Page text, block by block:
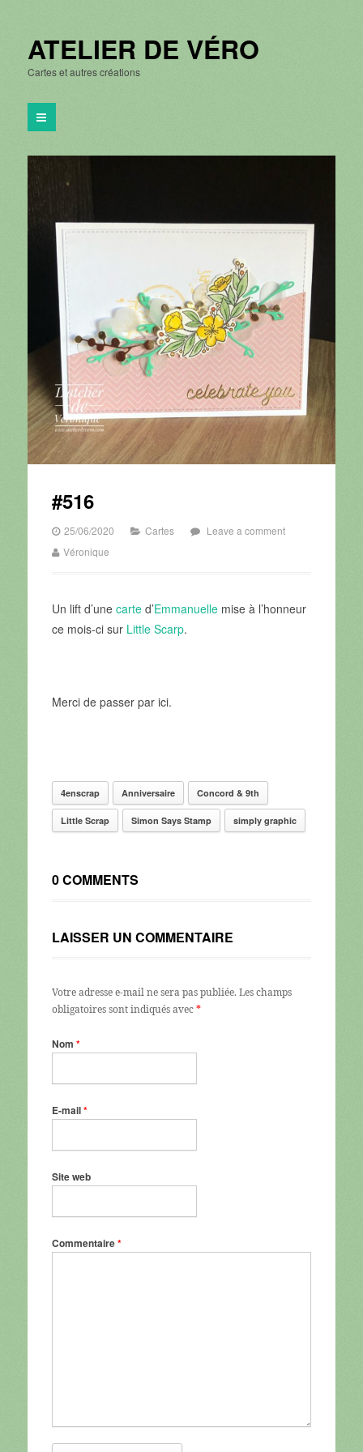
ATELIER DE VÉRO
Cartes et autres créations
#516
25/06/2020 Cartes
Leave a comment
Véronique
Un lift d’une carted’Emmanuellemise à l’honneur
ce mois-ci sur Little Scarp.
Merci de passer par ici.
4enscrap Anniversaire Concord & 9th
Little Scrap Simon Says Stamp simply graphic
0 COMMENTS
LAISSER UN COMMENTAIRE
Votre adresse e-mail ne sera pas publiée. Les champs
obligatoires sont indiqués avec*
Nom *
E-mail*
Site web
Commentaire*